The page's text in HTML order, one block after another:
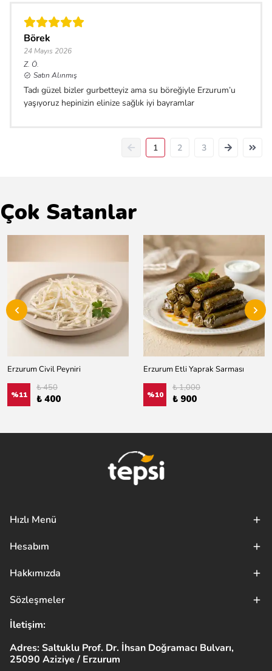
Börek
24 Mayıs 2026
Z. Ö.
Satın Alınmış
Tadı güzel bizler gurbetteyiz ama su böreğiyle Erzurum’u
yaşıyoruz hepinizin elinize sağlık iyi bayramlar
1 2 3
Çok Satanlar
Erzurum Civil Peyniri
%11
₺ 450
₺ 400
Erzurum Etli Yaprak Sarması
%10
₺ 1,000
₺ 900
Hızlı Menü
Hesabım
Hakkımızda
Sözleşmeler
İletişim:
Adres: Saltuklu Prof. Dr. İhsan Doğramacı Bulvarı,
25090 Aziziye / Erzurum